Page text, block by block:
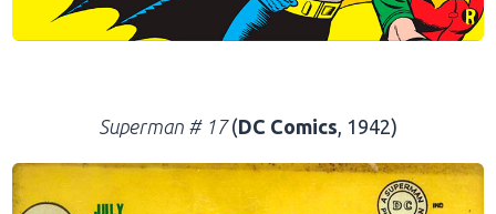
Superman # 17(DC Comics, 1942)